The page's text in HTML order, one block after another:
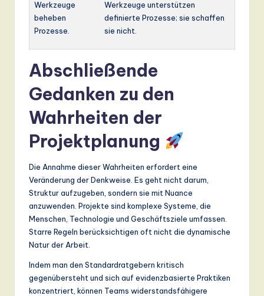
Werkzeuge
beheben
Prozesse.
Werkzeuge unterstützen
definierte Prozesse; sie schaffen
sie nicht.
Abschließende
Gedanken zu den
Wahrheiten der
Projektplanung
Die Annahme dieser Wahrheiten erfordert eine
Veränderung der Denkweise. Es geht nicht darum,
Struktur aufzugeben, sondern sie mit Nuance
anzuwenden. Projekte sind komplexe Systeme, die
Menschen, Technologie und Geschäftsziele umfassen.
Starre Regeln berücksichtigen oft nicht die dynamische
Natur der Arbeit.
Indem man den Standardratgebern kritisch
gegenübersteht und sich auf evidenzbasierte Praktiken
konzentriert, können Teams widerstandsfähigere